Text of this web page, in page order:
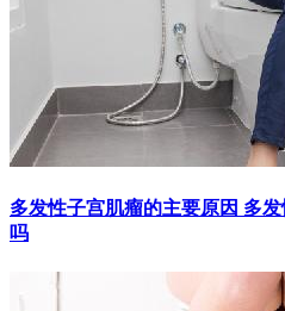
多发性子宫肌瘤的主要原因 多
吗